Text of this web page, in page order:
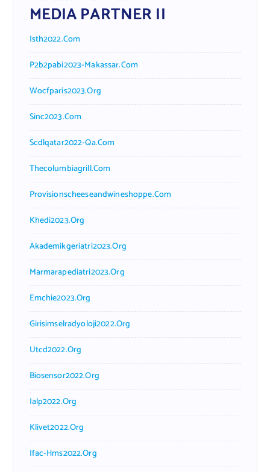
MEDIA PARTNER II
Isth2022.com
P2b2pabi2023-Makassar.com
Wocfparis2023.org
Sinc2023.com
Scdlqatar2022-Qa.com
Thecolumbiagrill.com
Provisionscheeseandwineshoppe.com
Khedi2023.org
Akademikgeriatri2023.org
Marmarapediatri2023.org
Emchie2023.org
Girisimselradyoloji2022.org
Utcd2022.org
Biosensor2022.org
Ialp2022.org
Klivet2022.org
Ifac-Hms2022.org